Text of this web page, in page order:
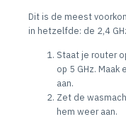
Dit is de meest
in hetzelfde: de 2,4
Staat je router
op 5 GHz.
aan.
Zet de
hem weer aan.